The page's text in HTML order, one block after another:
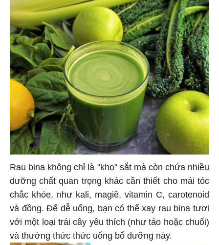
Rau bina không chỉ là "kho" sắt mà còn chứa nhiều
dưỡng chất quan trọng khác cần thiết cho mái tóc
chắc khỏe, như kali, magiê, vitamin C, carotenoid
và đồng. Để dễ uống, bạn có thể xay rau bina tươi
với một loại trái cây yêu thích (như táo hoặc chuối)
và thưởng thức thức uống bổ dưỡng này.